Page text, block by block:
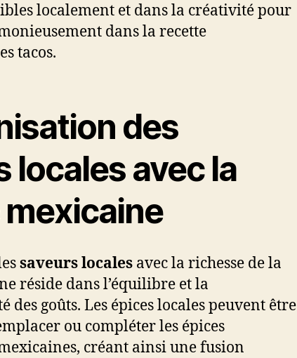
localement et dans la créativité pour
dans la recette
tacos.
des
locales avec la
saveurs locales avec la richesse de la
réside dans l’équilibre et la
des goûts. Les épices locales peuvent être
ou compléter les épices
créant ainsi une fusion